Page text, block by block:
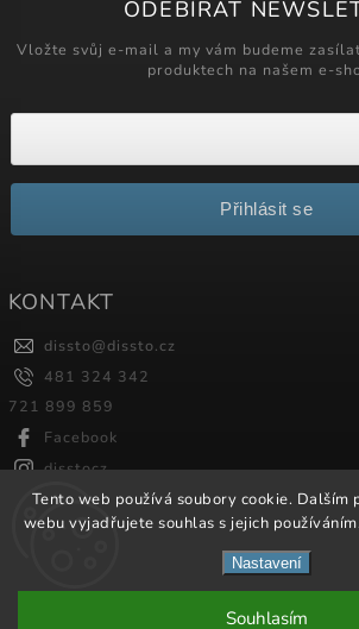
Tento web používá soubory cookie. Dalším
webu vyjadřujete souhlas s jejich
Nastavení
Souhlasím
ODEBÍRAT
Vložte svůj e-mail a my vám budeme
produktech na našem e-
Přihlásit se
KONTAKT
dissto@dissto.cz
481 324 342
721 899 859
Facebook
disstocz
Shoptet| Design